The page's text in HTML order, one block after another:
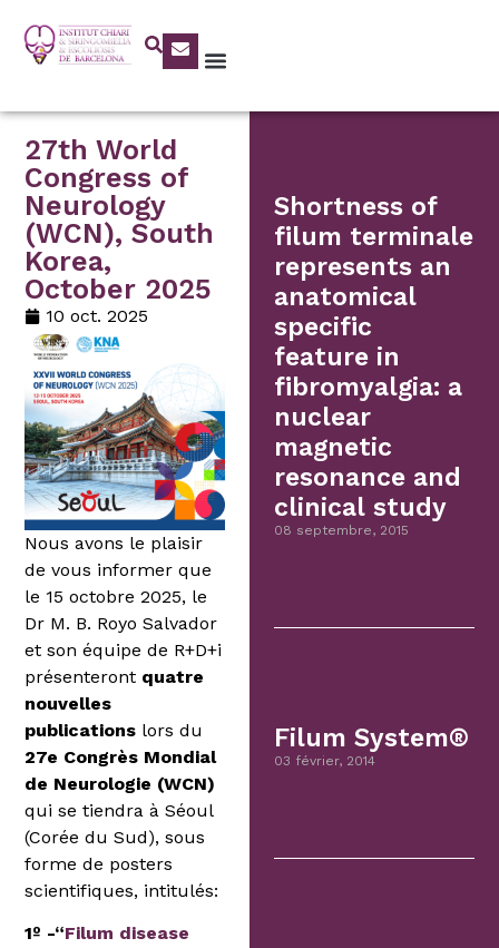
27th World
Congress of
Neurology
(WCN), South
Korea,
October 2025
10 oct. 2025
Nous avons le plaisir
de vous informer que
le 15 octobre 2025, le
Dr M. B. Royo Salvador
et son équipe de R+D+i
présenteront quatre
nouvelles
publications lors du
27e Congrès Mondial
de Neurologie (WCN)
qui se tiendra à Séoul
(Corée du Sud), sous
forme de posters
scientifiques, intitulés:
1º -“Filum disease
Shortness of
filum terminale
represents an
anatomical
specific
feature in
fibromyalgia: a
nuclear
magnetic
resonance and
clinical study
08 septembre, 2015
Filum System®
03 février, 2014